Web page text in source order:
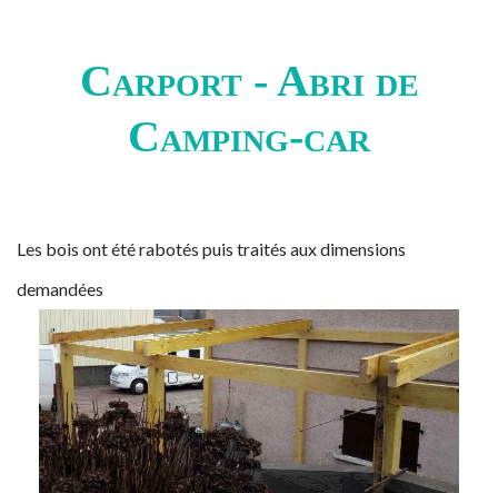
Carport - Abri de
Camping-car
Les bois ont été rabotés puis traités aux dimensions
demandées